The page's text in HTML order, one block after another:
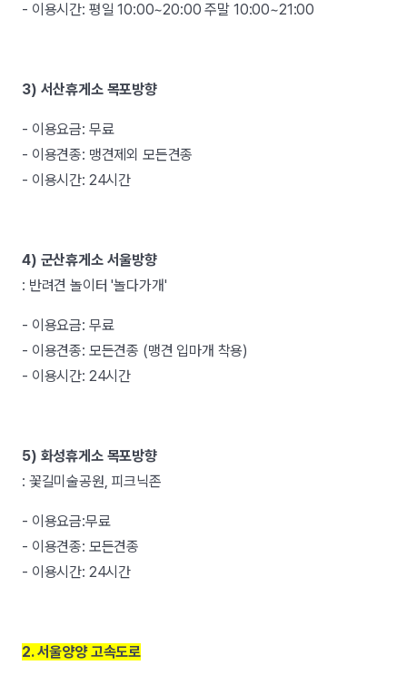
- 이용시간: 평일 10:00~20:00 주말 10:00~21:00
3) 서산휴게소 목포방향
- 이용요금: 무료
- 이용견종: 맹견제외 모든견종
- 이용시간: 24시간
4) 군산휴게소 서울방향
: 반려견 놀이터 '놀다가개'
- 이용요금: 무료
- 이용견종: 모든견종 (맹견 입마개 착용)
- 이용시간: 24시간
5) 화성휴게소 목포방향
: 꽃길미술공원, 피크닉존
- 이용요금:무료
- 이용견종: 모든견종
- 이용시간: 24시간
2. 서울양양 고속도로